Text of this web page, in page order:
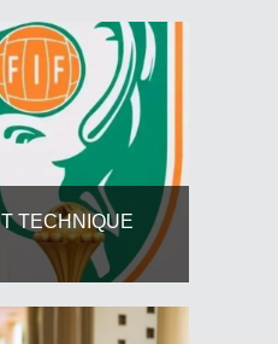
TECHNIQUE